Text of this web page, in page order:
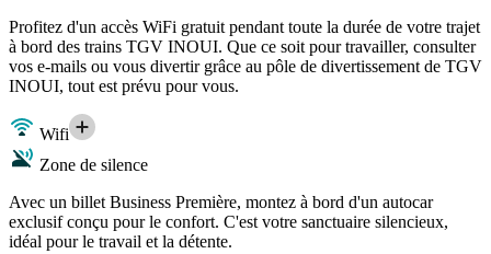
Profitez d'un accès WiFi gratuit pendant toute la durée de votre trajet
à bord des trains TGV INOUI. Que ce soit pour travailler, consulter
vos e-mails ou vous divertir grâce au pôle de divertissement de TGV
INOUI, tout est prévu pour vous.
Wifi
Zone de silence
Avec un billet Business Première, montez à bord d'un autocar
exclusif conçu pour le confort. C'est votre sanctuaire silencieux,
idéal pour le travail et la détente.